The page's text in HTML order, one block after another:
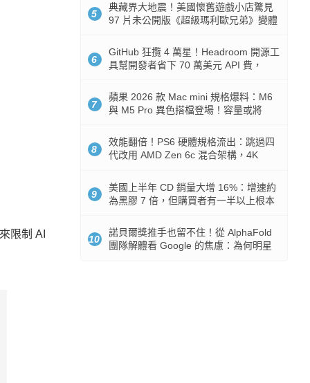
限制 AI
5
典藏界大地震！美國懷舊遊戲小店驚見
97 片未公開版《超級瑪利歐兄弟》變體
6
GitHub 狂攬 4 萬星！Headroom 開源工
具幫開發者省下 70 萬美元 API 費，
7
蘋果 2026 款 Mac mini 規格爆料：M6
與 M5 Pro 異色搭檔登場！容量或將
8
效能翻倍！PS6 硬體規格流出：跳過四
代改用 AMD Zen 6c 混合架構，4K
9
美國上半年 CD 銷量大增 16%：增速約
為黑膠 7 倍，但購買者有一半以上根本
10
諾貝爾獎推手也留不住！從 AlphaFold
團隊解體看 Google 的焦慮：為何明星